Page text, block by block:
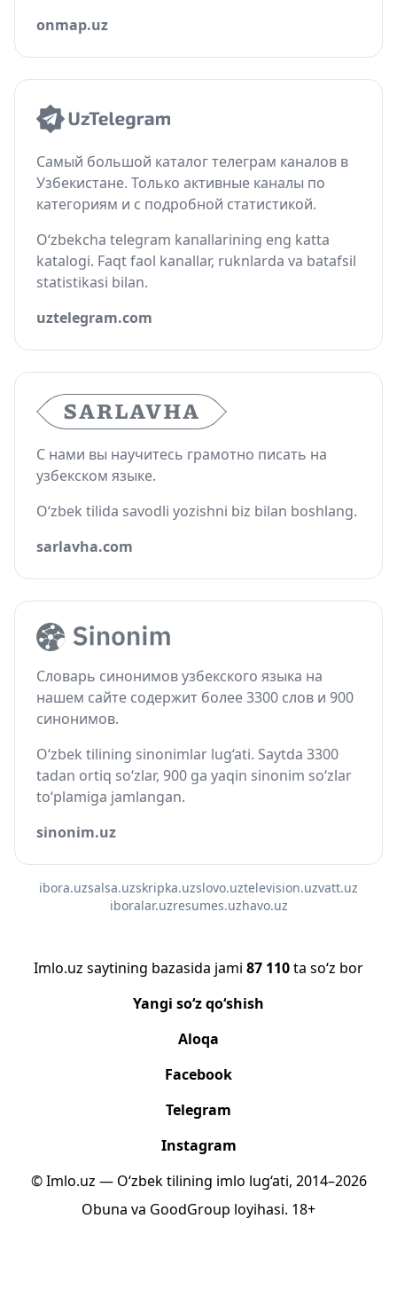
onmap.uz
Самый большой каталог телеграм каналов в
Узбекистане. Только активные каналы по
категориям и с подробной статистикой.
O‘zbekcha telegram kanallarining eng katta
katalogi. Faqt faol kanallar, ruknlarda va batafsil
statistikasi bilan.
uztelegram.com
С нами вы научитесь грамотно писать на
узбекском языке.
O‘zbek tilida savodli yozishni biz bilan boshlang.
sarlavha.com
Словарь синонимов узбекского языка на
нашем сайте содержит более 3300 слов и 900
синонимов.
O‘zbek tilining sinonimlar lug‘ati. Saytda 3300
tadan ortiq so‘zlar, 900 ga yaqin sinonim so‘zlar
to‘plamiga jamlangan.
sinonim.uz
ibora.uzsalsa.uzskripka.uzslovo.uztelevision.uzvatt.uz
iboralar.uzresumes.uzhavo.uz
Imlo.uz saytining bazasida jami 87 110ta so‘z bor
Yangi so‘z qo‘shish
Aloqa
Facebook
Telegram
Instagram
© Imlo.uz — O‘zbek tilining imlo lug‘ati, 2014–2026
Obuna va GoodGroup loyihasi. 18+